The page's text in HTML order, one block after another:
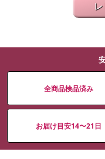
全商品検品済み
お届け目安14〜21日